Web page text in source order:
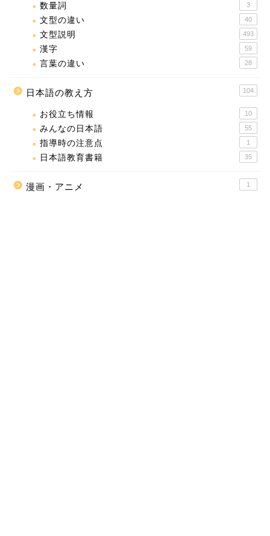
数量詞 3
文型の違い 40
文型説明 493
漢字 59
言葉の違い 28
日本語の教え方 104
お役立ち情報 10
みんなの日本語 55
指導時の注意点 1
日本語教育書籍 35
漫画・アニメ 1